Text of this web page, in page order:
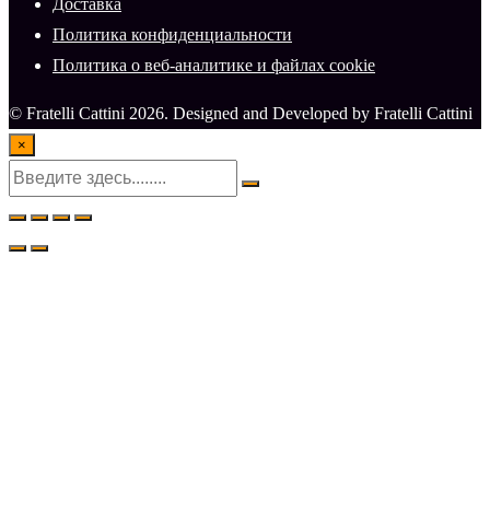
Доставка
Политика конфиденциальности
Политика о веб-аналитике и файлах cookie
© Fratelli Cattini 2026. Designed and Developed by Fratelli Cattini
×